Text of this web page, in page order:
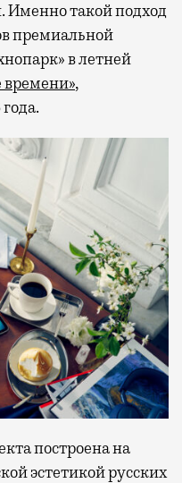
Именно такой подход
премиальной
в летней
времени»,
построена на
эстетикой русских